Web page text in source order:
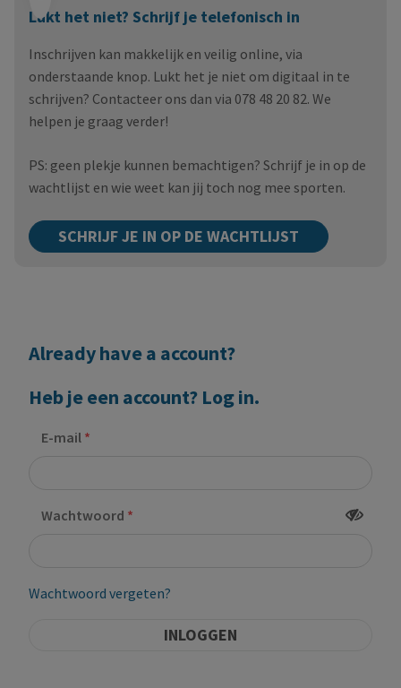
Lukt het niet? Schrijf je telefonisch in
Inschrijven kan makkelijk en veilig online, via
onderstaande knop. Lukt het je niet om digitaal in te
schrijven? Contacteer ons dan via 078 48 20 82. We
helpen je graag verder!
PS: geen plekje kunnen bemachtigen? Schrijf je in op de
wachtlijst en wie weet kan jij toch nog mee sporten.
SCHRIJF JE IN OP DE WACHTLIJST
Already have a account?
Heb je een account? Log in.
E-mail
Wachtwoord
Wachtwoord vergeten?
INLOGGEN